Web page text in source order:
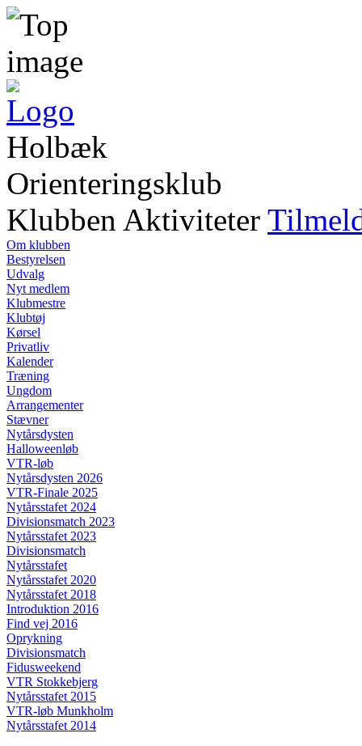
Holbæk
Orienteringsklub
Klubben Aktiviteter
Om klubben
Bestyrelsen
Udvalg
Nyt medlem
Klubmestre
Klubtøj
Kørsel
Privatliv
Kalender
Træning
Ungdom
Arrangementer
Stævner
Nytårsdysten
Halloweenløb
VTR-løb
Nytårsdysten 2026
VTR-Finale 2025
Nytårsstafet 2024
Divisionsmatch 2023
Nytårsstafet 2023
Divisionsmatch
Nytårsstafet
Nytårsstafet 2020
Nytårsstafet 2018
Introduktion 2016
Find vej 2016
Oprykning
Divisionsmatch
Fidusweekend
VTR Stokkebjerg
Nytårsstafet 2015
VTR-løb Munkholm
Nytårsstafet 2014